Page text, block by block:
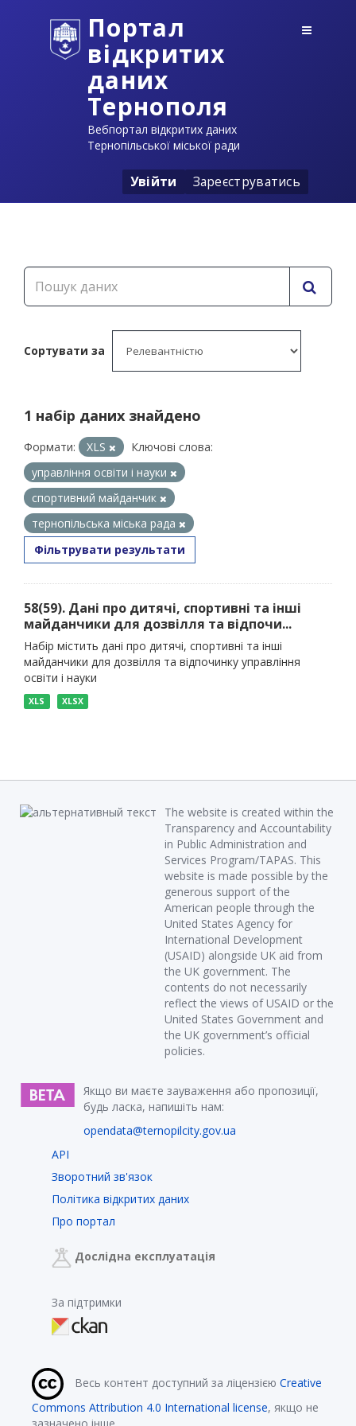
Портал
відкритих
даних
Тернополя
Вебпортал відкритих даних
Тернопільської міської ради
Увійти Зареєструватись
Сортувати за
1 набір даних знайдено
Формати: XLS
Ключові слова:
управління освіти і науки
спортивний майданчик
тернопільська міська рада
Фільтрувати результати
58(59). Дані про дитячі, спортивні та інші
майданчики для дозвілля та відпочи...
Набір містить дані про дитячі, спортивні та інші
майданчики для дозвілля та відпочинку управління
освіти і науки
XLS XLSX
The website is created within the
Transparency and Accountability
in Public Administration and
Services Program/TAPAS. This
website is made possible by the
generous support of the
American people through the
United States Agency for
International Development
(USAID) alongside UK aid from
the UK government. The
contents do not necessarily
reflect the views of USAID or the
United States Government and
the UK government’s official
policies.
Якщо ви маєте зауваження або пропозиції,
будь ласка, напишіть нам:
opendata@ternopilcity.gov.ua
API
Зворотний зв'язок
Політика відкритих даних
Про портал
Дослідна експлуатація
За підтримки
Весь контент доступний за ліцензією Creative
Commons Attribution 4.0 International license, якщо не